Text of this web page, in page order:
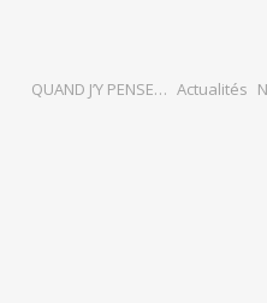
QUAND J’Y PENSE… Actualités